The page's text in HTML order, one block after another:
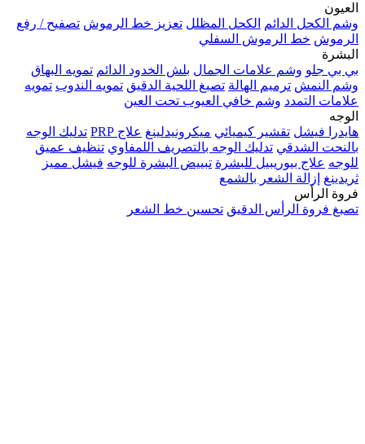
العيون
وشم الكحل الدائم
الكحل المظلل تعزيز خط الرموش تصفيح / رفع
الرموش خط الرموش السفلي
البشرة
بي بي جلو وشم علامات الجمال بلش الخدود الدائم تمويه البهاق
وشم النمش ترميم الهالة تصبغ اللحية الدقيق تمويه الندوب تمويه
علامات التمدد وشم خافي العيوب تحت العين
الوجه
هايدرا فيشل تقشير كيميائي ميكرونيدلينغ علاج PRP
تدليك الوجه
بالنحت الشدقي تدليك الوجه بالتصريف اللمفاوي تنظيف عميق
للوجه علاج بيوريبيل للبشرة تبييض البشرة للوجه فيشل مميز
ثريدينغ إزالة الشعر بالشمع
فروة الرأس
تصبغ فروة الرأس الدقيق تحسين خط الشعر